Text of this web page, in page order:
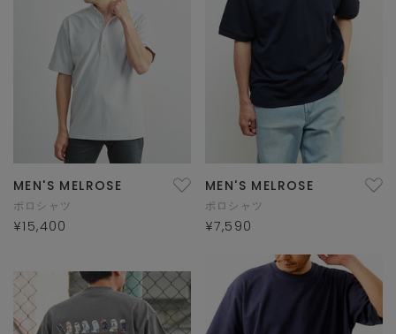
MEN'S MELROSE
ポロシャツ
¥15,400
MEN'S MELROSE
ポロシャツ
¥7,590